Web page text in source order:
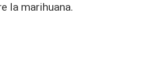
la marihuana.